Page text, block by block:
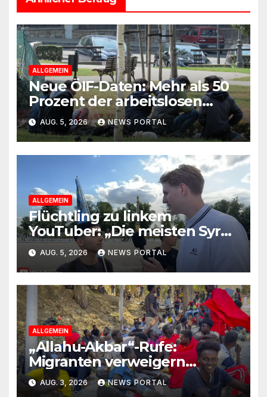
ALLGEMEIN
Neue ÖIF-Daten: Mehr als 50
Prozent der arbeitslosen
Ausländer leben in Wien!
AUG. 5, 2026 NEWS PORTAL
ALLGEMEIN
Flüchtling zu linkem
YouTuber: „Die meisten Syrer
kommen wegen der
Sozialleistungen“
AUG. 5, 2026 NEWS PORTAL
ALLGEMEIN
„Allahu-Akbar“-Rufe:
Migranten verweigern
Rückreise
AUG. 3, 2026 NEWS PORTAL